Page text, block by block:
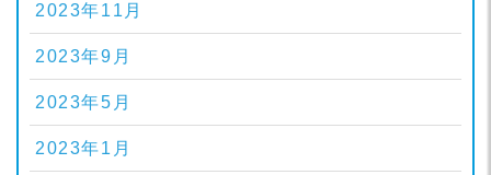
2023年11月
2023年9月
2023年5月
2023年1月